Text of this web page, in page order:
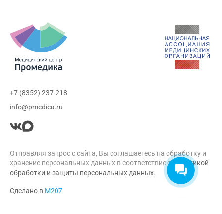
+7 (8352) 237-218
info@pmedica.ru
Отправляя запрос с сайта, Вы соглашаетесь на обработку и
хранение персональных данных в соответствие с Политикой
обработки и защиты персональных данных.
Сделано в М207